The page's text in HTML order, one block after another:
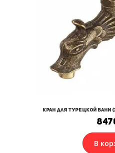
Кран для турецкой бани
В